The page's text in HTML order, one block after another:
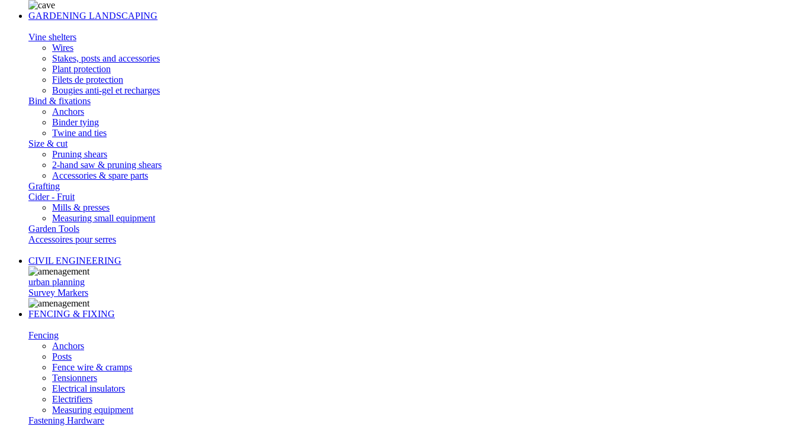
GARDENING LANDSCAPING
Vine shelters
Wires
Stakes, posts and accessories
Plant protection
Filets de protection
Bougies anti-gel et recharges
Bind & fixations
Anchors
Binder tying
Twine and ties
Size & cut
Pruning shears
2-hand saw & pruning shears
Accessories & spare parts
Grafting
Cider - Fruit
Mills & presses
Measuring small equipment
Garden Tools
Accessoires pour serres
CIVIL ENGINEERING
urban planning
Survey Markers
FENCING & FIXING
Fencing
Anchors
Posts
Fence wire & cramps
Tensionners
Electrical insulators
Electrifiers
Measuring equipment
Fastening Hardware